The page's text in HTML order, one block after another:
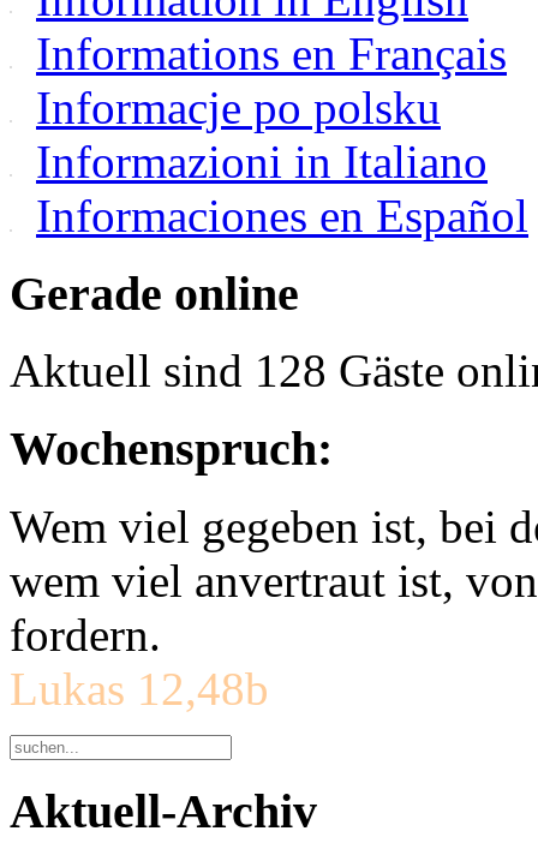
Informations en Français
Informacje po polsku
Informazioni in Italiano
Informaciones en Español
Gerade online
Aktuell sind 128 Gäste
Wochenspruch:
Wem viel gegeben ist, bei
wem viel anvertraut ist,
fordern.
Lukas 12,48b
Aktuell-Archiv